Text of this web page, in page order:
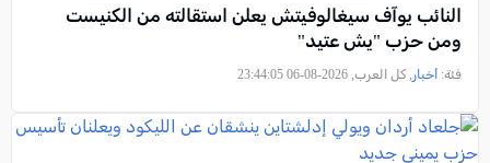
النائب يوآف سيغالوفيتش يعلن استقالته من الكنيست
ومن حزب "يش عتيد"
فئة: أخبار , كل العرب, 2026-08-06 23:44:05